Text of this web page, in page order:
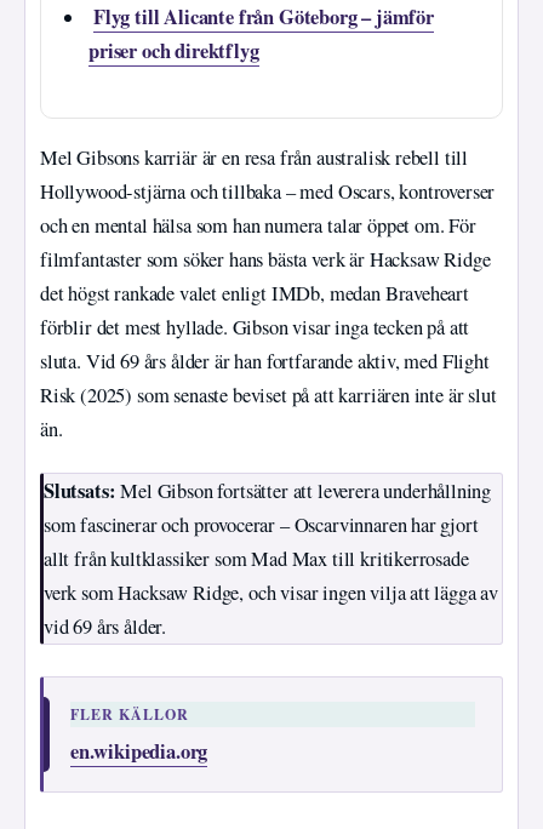
Flyg till Alicante från Göteborg – jämför
priser och direktflyg
Mel Gibsons karriär är en resa från australisk rebell till
Hollywood-stjärna och tillbaka – med Oscars, kontroverser
och en mental hälsa som han numera talar öppet om. För
filmfantaster som söker hans bästa verk är Hacksaw Ridge
det högst rankade valet enligt IMDb, medan Braveheart
förblir det mest hyllade. Gibson visar inga tecken på att
sluta. Vid 69 års ålder är han fortfarande aktiv, med Flight
Risk (2025) som senaste beviset på att karriären inte är slut
än.
Slutsats: Mel Gibson fortsätter att leverera underhållning
som fascinerar och provocerar – Oscarvinnaren har gjort
allt från kultklassiker som Mad Max till kritikerrosade
verk som Hacksaw Ridge, och visar ingen vilja att lägga av
vid 69 års ålder.
FLER KÄLLOR
en.wikipedia.org